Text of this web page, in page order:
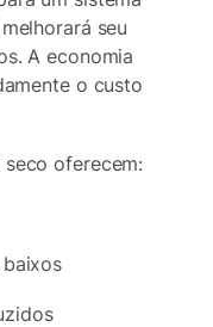
seu
A economia
o custo
seco oferecem: